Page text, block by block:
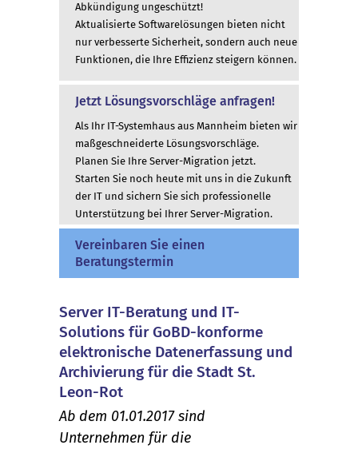
Abkündigung ungeschützt!
Aktualisierte Softwarelösungen bieten nicht
nur verbesserte Sicherheit, sondern auch neue
Funktionen, die Ihre Effizienz steigern können.
Jetzt Lösungsvorschläge anfragen!
Als Ihr IT-Systemhaus aus Mannheim bieten wir
maßgeschneiderte Lösungsvorschläge.
Planen Sie Ihre Server-Migration jetzt.
Starten Sie noch heute mit uns in die Zukunft
der IT und sichern Sie sich professionelle
Unterstützung bei Ihrer Server-Migration.
Vereinbaren Sie einen
Beratungstermin
Server IT-Beratung und IT-
Solutions für GoBD-konforme
elektronische Datenerfassung und
Archivierung für die Stadt St.
Leon-Rot
Ab dem 01.01.2017 sind
Unternehmen für die